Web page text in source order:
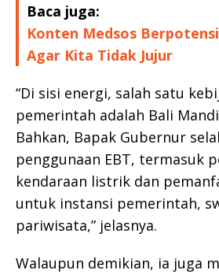
Baca juga:
Konten Medsos
Agar Kita Tidak Jujur
“Di sisi energi, salah satu
pemerintah adalah Bali
Bahkan, Bapak Gubernur
penggunaan EBT, termasuk
kendaraan listrik dan
untuk instansi pemerintah,
pariwisata,” jelasnya.
Walaupun demikian, ia juga